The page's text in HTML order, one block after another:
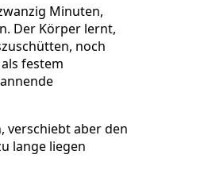
Minuten,
Der Körper lernt,
noch
festem
verschiebt aber den
lange liegen